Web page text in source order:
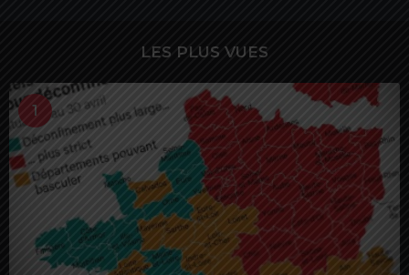
LES PLUS VUES
1